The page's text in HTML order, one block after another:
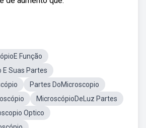
Função
E Suas Partes
Partes DoMicroscopio
MicroscópioDeLuz Partes
Optico